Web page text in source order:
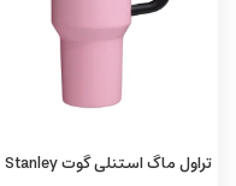
تراول ماگ استنلی گوت Stanley